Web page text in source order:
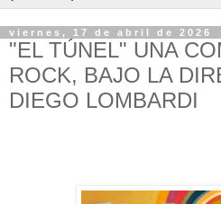
viernes, 17 de abril de 2026
"EL TÚNEL" UNA
ROCK, BAJO LA
DIEGO LOMBARDI